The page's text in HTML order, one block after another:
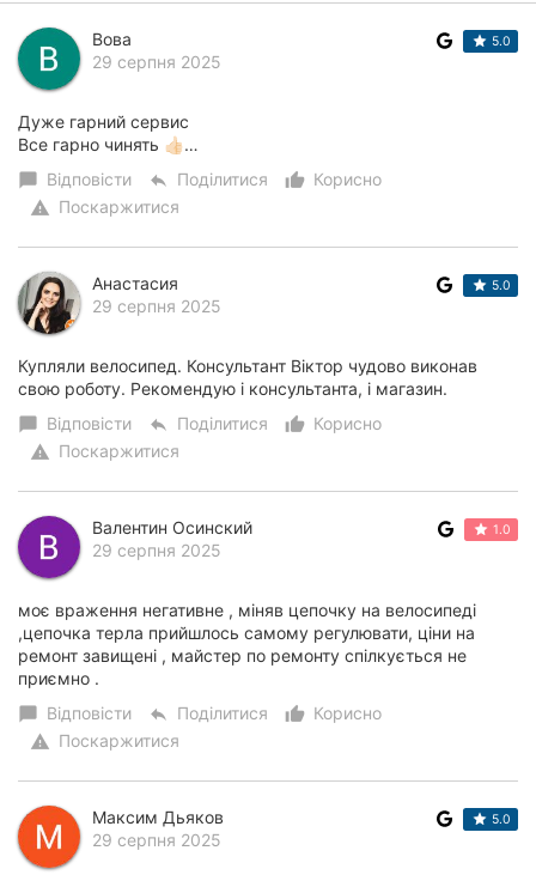
Вова
29 серпня 2025
5.0
Дуже гарний сервис
Все гарно чинять 👍🏻…
chat_bubble Відповісти reply Поділитися thumb_up_alt
Корисно
warning Поскаржитися
Анастасия
29 серпня 2025
5.0
Купляли велосипед. Консультант Віктор чудово виконав
свою роботу. Рекомендую і консультанта, і магазин.
chat_bubble Відповісти reply Поділитися thumb_up_alt
Корисно
warning Поскаржитися
Валентин Осинский
29 серпня 2025
1.0
моє враження негативне , міняв цепочку на велосипеді
,цепочка терла прийшлось самому регулювати, ціни на
ремонт завищені , майстер по ремонту спілкується не
приємно .
chat_bubble Відповісти reply Поділитися thumb_up_alt
Корисно
warning Поскаржитися
Максим Дьяков
29 серпня 2025
5.0